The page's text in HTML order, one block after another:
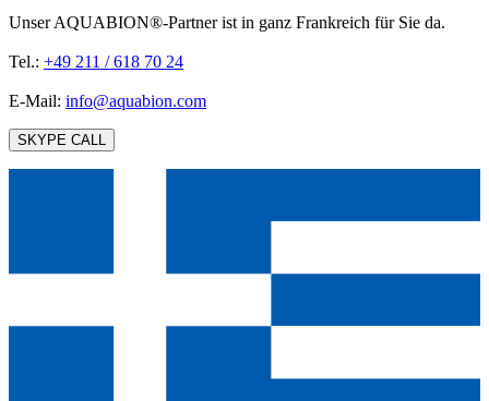
Unser AQUABION®-Partner ist in ganz Frankreich für Sie da.
Tel.: +49 211 / 618 70 24
E-Mail: info@aquabion.com
SKYPE CALL